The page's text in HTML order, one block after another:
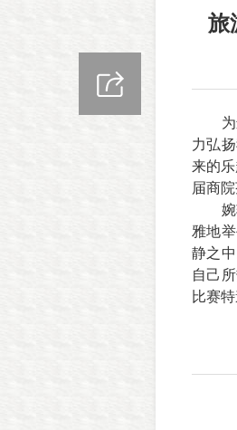
旅
力弘
来的
届商院
雅地
静之
自己
比赛